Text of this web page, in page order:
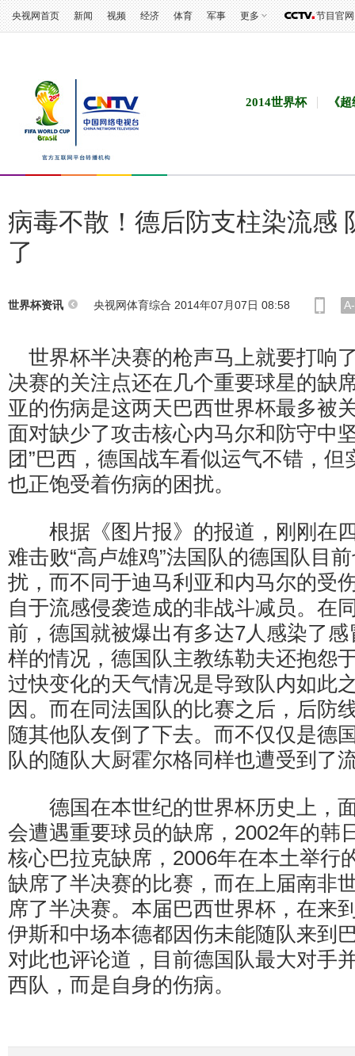
央视网首页 新闻 视频 经济 体育 军事 更多 节目官网
2014世界杯 《
病毒不散！德后防支柱染流感
了
世界杯资讯 央视网体育综合 2014年07月07日 08:58 A-
世界杯半决赛的枪声马上就要打响
决赛的关注点还在几个重要球星的缺
亚的伤病是这两天巴西世界杯最多被
面对缺少了攻击核心内马尔和防守中
团”巴西，德国战车看似运气不错，
也正饱受着伤病的困扰。
根据《图片报》的报道，刚刚在
难击败“高卢雄鸡”法国队的德国队目
扰，而不同于迪马利亚和内马尔的受
自于流感侵袭造成的非战斗减员。在
前，德国就被爆出有多达7人感染了
样的情况，德国队主教练勒夫还抱怨
过快变化的天气情况是导致队内如此
因。而在同法国队的比赛之后，后防
随其他队友倒了下去。而不仅仅是德
队的随队大厨霍尔格同样也遭受到了
德国在本世纪的世界杯历史上，
会遭遇重要球员的缺席，2002年的韩
核心巴拉克缺席，2006年在本土举行
缺席了半决赛的比赛，而在上届南非
席了半决赛。本届巴西世界杯，在来
伊斯和中场本德都因伤未能随队来到
对此也评论道，目前德国队最大对手
西队，而是自身的伤病。